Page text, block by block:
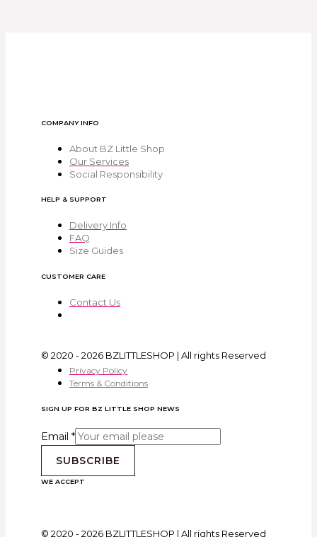
COMPANY INFO
About BZ Little Shop
Our Services
Social Responsibility
HELP & SUPPORT
Delivery Info
FAQ
Size Guides
CUSTOMER CARE
Contact Us
© 2020 - 2026 BZLITTLESHOP | All rights Reserved
Privacy Policy
Terms & Conditions
SIGN UP FOR BZ LITTLE SHOP NEWS
Email *
SUBSCRIBE
WE ACCEPT
© 2020 - 2026 BZLITTLESHOP | All rights Reserved